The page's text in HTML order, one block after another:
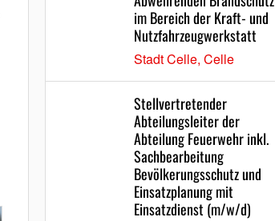
im Bereich der Kraft- und
Nutzfahrzeugwerkstatt
Stadt Celle, Celle
Stellvertretender
Abteilungsleiter der
Abteilung Feuerwehr inkl.
Sachbearbeitung
Bevölkerungsschutz und
Einsatzplanung mit
Einsatzdienst (m/w/d)